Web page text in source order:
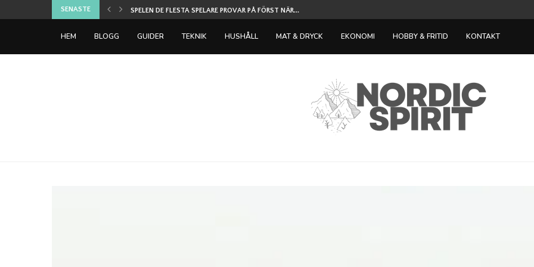
SENASTE
INTEGRITET OCH... SPELEN DE FLESTA SPELARE PROVAR PÅ FÖRST NÄR...
HEM BLOGG GUIDER TEKNIK HUSHÅLL MAT & DRYCK EKONOMI HOBBY & FRITID KONTAKT